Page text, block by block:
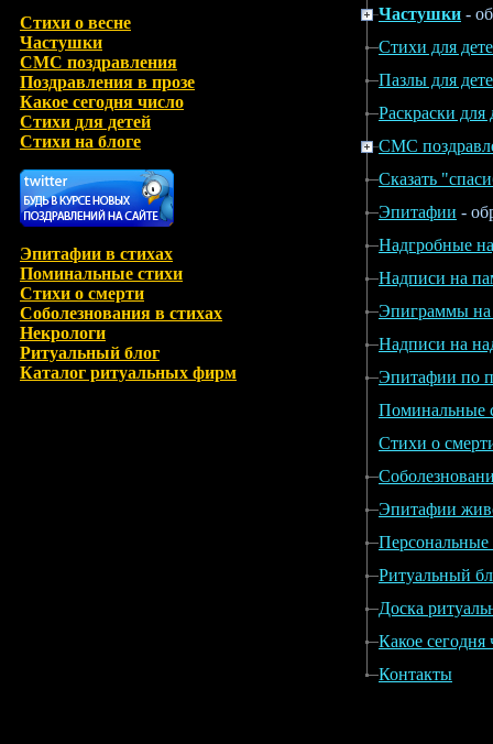
Стихи о весне
Частушки
СМС поздравления
Поздравления в прозе
Какое сегодня число
Стихи для детей
Стихи на блоге
Эпитафии в стихах
Поминальные стихи
Стихи о смерти
Соболезнования в стихах
Некрологи
Ритуальный блог
Каталог ритуальных фирм
Частушки -
Стихи для
Пазлы для
Раскраски для
СМС
Сказать
Эпитафии -
Надгробные
Надписи на
Эпиграммы на
Надписи на
Эпитафии по
Поминальные
Стихи о
Эпитафии
Персональные
Ритуальный
Доска
Какое сегодня
Контакты